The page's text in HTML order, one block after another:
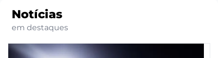
Notícias
em destaques